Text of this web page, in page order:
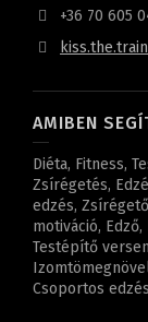
+36 70 605
AMIBEN
Diéta, Fitness,
Zsírégetés,
edzés,
motiváció,
Testépítő
Csoportos